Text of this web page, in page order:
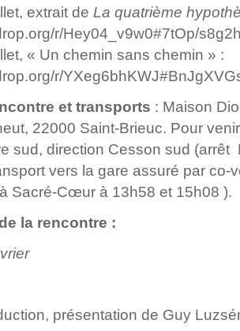
extrait de La quatrième
r/Hey04_v9w0#7tOp/
« Un chemin sans chemin » :
r/
et transports : Maison
22000 Saint-Brieuc. Pour
sud, direction Cesson sud (arrêt
vers la gare assuré par co-
Sacré-Cœur à 13h58 et 15h08 ).
la rencontre :
présentation de Guy